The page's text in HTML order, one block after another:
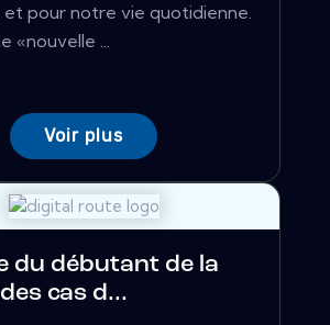
pour notre vie quotidienne.
«nouvelle ...
Voir plus
du débutant de la
cas d...